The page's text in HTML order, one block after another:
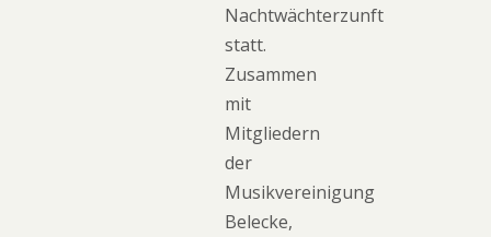
Nachtwächterzunft
statt.
Zusammen
mit
Mitgliedern
der
Musikvereinigung
Belecke,